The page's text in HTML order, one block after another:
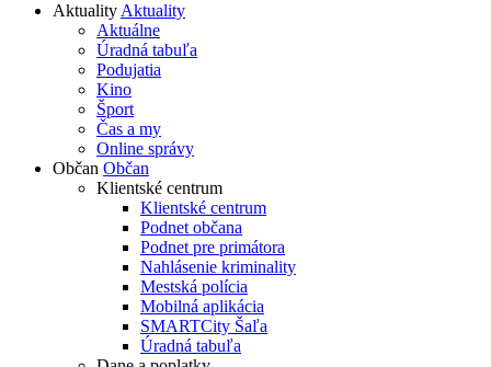
AktualityAktuality
Aktuálne
Úradná tabuľa
Podujatia
Kino
Šport
Čas a my
Online správy
Občan Občan
Klientské centrum
Klientské centrum
Podnet občana
Podnet pre primátora
Nahlásenie kriminality
Mestská polícia
Mobilná aplikácia
SMARTCity Šaľa
Úradná tabuľa